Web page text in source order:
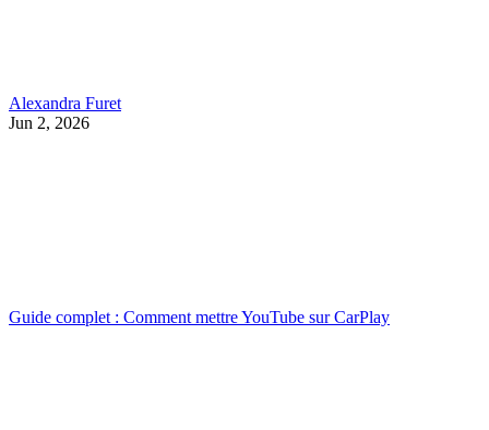
Alexandra Furet
Jun 2, 2026
Guide complet : Comment mettre YouTube sur CarPlay